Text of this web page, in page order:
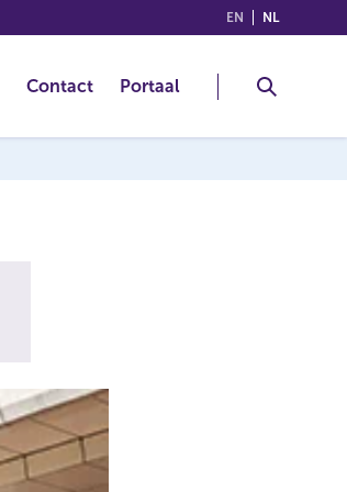
EN (ENGLISH)
NL
Contact Portaal